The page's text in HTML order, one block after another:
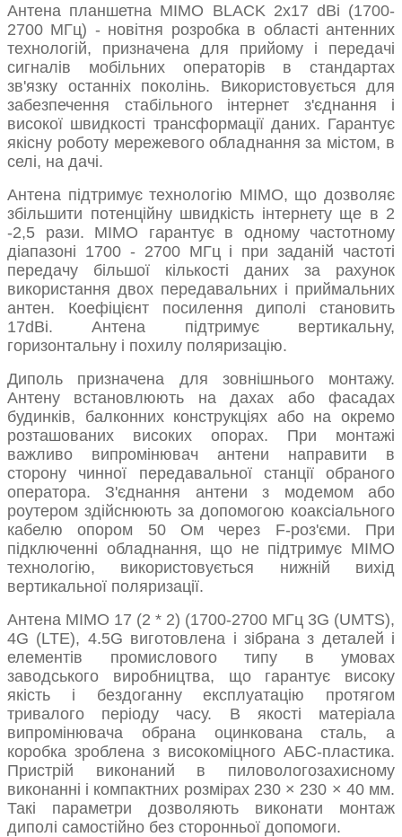
Антена планшетна MIMO BLACK 2x17 dBi (1700-
2700 МГц) - новітня розробка в області антенних
технологій, призначена для прийому і передачі
сигналів мобільних операторів в стандартах
зв'язку останніх поколінь. Використовується для
забезпечення стабільного інтернет з'єднання і
високої швидкості трансформації даних. Гарантує
якісну роботу мережевого обладнання за містом, в
селі, на дачі.
Антена підтримує технологію MIMO, що дозволяє
збільшити потенційну швидкість інтернету ще в 2
-2,5 рази. MIMO гарантує в одному частотному
діапазоні 1700 - 2700 МГц і при заданій частоті
передачу більшої кількості даних за рахунок
використання двох передавальних і приймальних
антен. Коефіцієнт посилення диполі становить
17dBi. Антена підтримує вертикальну,
горизонтальну і похилу поляризацію.
Диполь призначена для зовнішнього монтажу.
Антену встановлюють на дахах або фасадах
будинків, балконних конструкціях або на окремо
розташованих високих опорах. При монтажі
важливо випромінювач антени направити в
сторону чинної передавальної станції обраного
оператора. З'єднання антени з модемом або
роутером здійснюють за допомогою коаксіального
кабелю опором 50 Ом через F-роз'єми. При
підключенні обладнання, що не підтримує MIMO
технологію, використовується нижній вихід
вертикальної поляризації.
Антена MIMO 17 (2 * 2) (1700-2700 МГц 3G (UMTS),
4G (LTE), 4.5G виготовлена ​​і зібрана з деталей і
елементів промислового типу в умовах
заводського виробництва, що гарантує високу
якість і бездоганну експлуатацію протягом
тривалого періоду часу. В якості матеріала
випромінювача обрана оцинкована сталь, а
коробка зроблена з високоміцного АБС-пластика.
Пристрій виконаний в пиловологозахисному
виконанні і компактних розмірах 230 × 230 × 40 мм.
Такі параметри дозволяють виконати монтаж
диполі самостійно без сторонньої допомоги.